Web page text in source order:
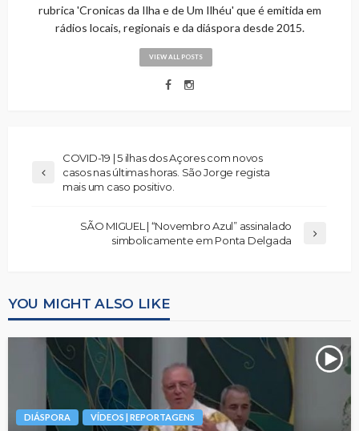
rubrica 'Cronicas da Ilha e de Um Ilhéu' que é emitida em
rádios locais, regionais e da diáspora desde 2015.
VIEW ALL POSTS
COVID-19 | 5 ilhas dos Açores com novos
casos nas últimas horas. São Jorge regista
mais um caso positivo.
SÃO MIGUEL | “Novembro Azul” assinalado
simbolicamente em Ponta Delgada
YOU MIGHT ALSO LIKE
DIÁSPORA VÍDEOS | REPORTAGENS